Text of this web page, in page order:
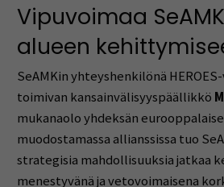
Vipuvoimaa
alueen
SeAMKin yhteyshenkilönä
toimivan kansainvälisyyspäällikkö
mukanaolo yhdeksän
muodostamassa allianssissa tuo
strategisia mahdollisuuksia jatkaa
menestyvänä ja vetovoimaisena